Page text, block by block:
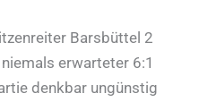
Barsbüttel 2
erwarteter 6:1
denkbar ungünstig